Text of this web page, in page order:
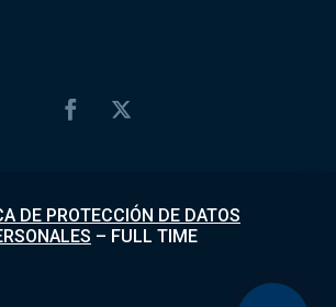
DE PROTECCIÓN DE DATOS
– FULL TIME